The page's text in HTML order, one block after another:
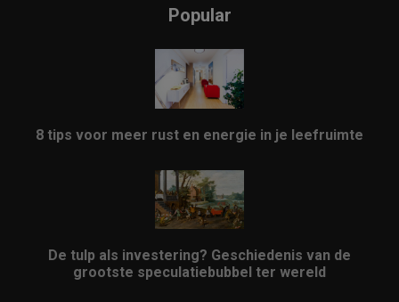
Popular
8 tips voor meer rust en energie in je leefruimte
De tulp als investering? Geschiedenis van de
grootste speculatiebubbel ter wereld